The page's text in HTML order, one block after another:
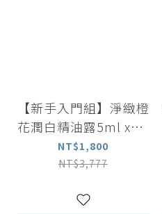
【新手入門組】淨緻橙
花潤白精油露5ml x3 +
橙花精華液30ml
NT$1,800
NT$3,777